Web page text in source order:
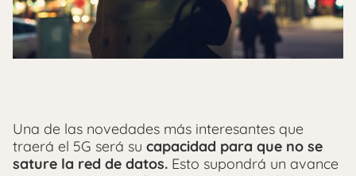
Una de las novedades más interesantes que
traerá el 5G será su capacidad para que no se
sature la red de datos. Esto supondrá un avance